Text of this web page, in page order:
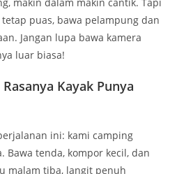
ini: kami camping
Bawa tenda, kompor kecil, dan
malam tiba, langit penuh
semua kelihatan jelas. Aku
pertama kalinya. Itu bikin aku
suara ombak jadi lullaby
kamu bangun langsung
ini pengalaman yang nggak